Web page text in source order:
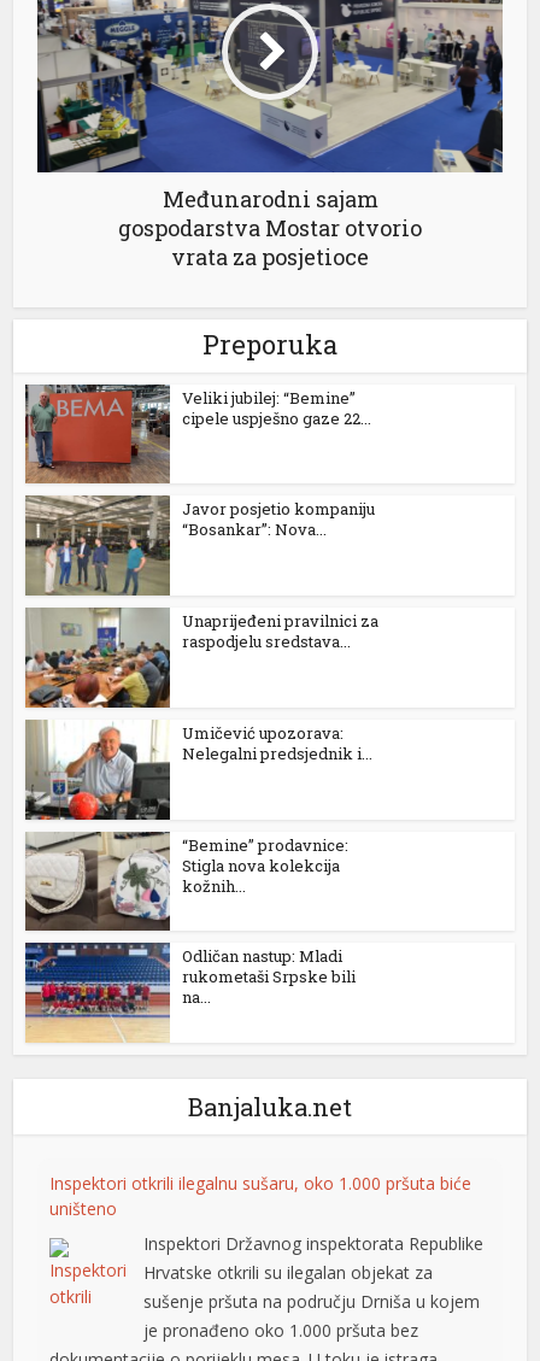
Međunarodni sajam
gospodarstva Mostar otvorio
vrata za posjetioce
Preporuka
Veliki jubilej: “Bemine”
cipele uspješno gaze 22...
Javor posjetio kompaniju
“Bosankar”: Nova...
Unaprijeđeni pravilnici za
raspodjelu sredstava...
Umičević upozorava:
Nelegalni predsjednik i...
“Bemine” prodavnice:
Stigla nova kolekcija
kožnih...
Odličan nastup: Mladi
rukometaši Srpske bili
na...
Banjaluka.net
Inspektori otkrili ilegalnu sušaru, oko 1.000 pršuta biće
uništeno
Inspektori Državnog inspektorata Republike
Hrvatske otkrili su ilegalan objekat za
sušenje pršuta na području Drniša u kojem
je pronađeno oko 1.000 pršuta bez